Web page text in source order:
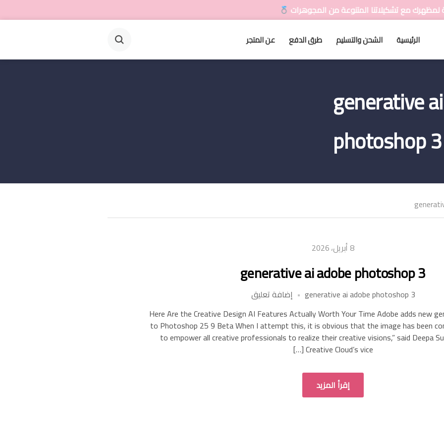
مع تشكيلاتنا المتنوعة من المجوهرات
الرئيسية الشحن والتسليم طرق الدفع عن المتجر
generative
photoshop 3
8 أبريل، 2026
generative ai adobe photoshop 3
generative ai adobe photoshop 3 إضافة تعليقعلى
ai
adobe
photoshop
Here Are the Creative Design AI Features Actually Worth Your Time Adobe adds new
to Photoshop 25 9 Beta When I attempt this, it is obvious that the image has been
to empower all creative professionals to realize their creative visions,” said Deepa
Creative Cloud’s vice […]
إقرأ المزيد